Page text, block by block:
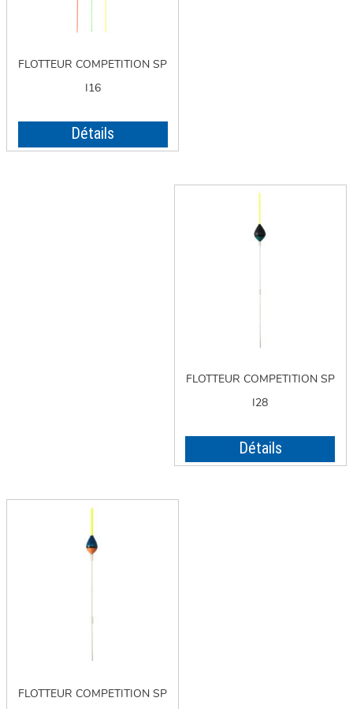
FLOTTEUR COMPETITION SP
I16
Détails
FLOTTEUR COMPETITION SP
I28
Détails
FLOTTEUR COMPETITION SP